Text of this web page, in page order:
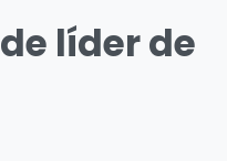
líder de